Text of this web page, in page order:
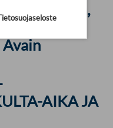
Liikunta,
AIKA JA